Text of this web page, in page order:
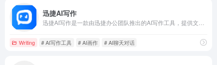
迅捷AI写作
Writing # AI写作工具 # AI画作 # AI聊天对话